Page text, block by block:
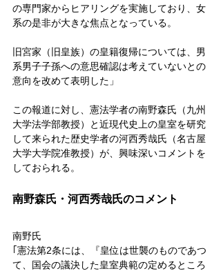
の専門家からヒアリングを実施しており、女
系の是非が大きな焦点となっている。
旧宮家（旧皇族）の皇籍復帰については、男
系男子子孫への意思確認は考えていないとの
意向を改めて表明した」
この報道に対し、憲法学者の南野森氏（九州
大学法学部教授）と近現代史上の皇室を研究
して来られた歴史学者の河西秀哉氏（名古屋
大学大学院准教授）が、興味深いコメントを
しておられる。
南野森氏・河西秀哉氏のコメント
南野氏
｢憲法第2条には、『皇位は世襲のものであつ
て、国会の議決した皇室典範の定めるところ